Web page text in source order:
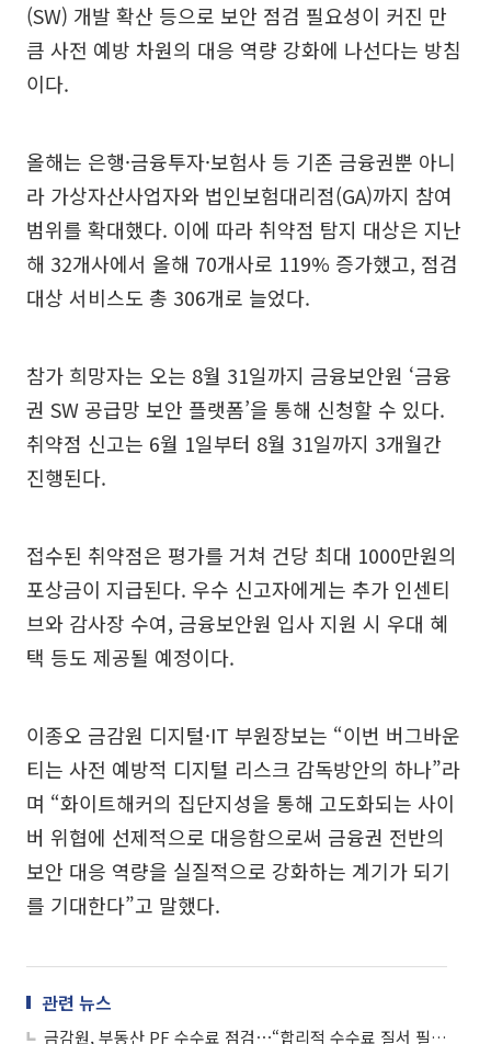
(SW) 개발 확산 등으로 보안 점검 필요성이 커진 만
큼 사전 예방 차원의 대응 역량 강화에 나선다는 방침
이다.
올해는 은행·금융투자·보험사 등 기존 금융권뿐 아니
라 가상자산사업자와 법인보험대리점(GA)까지 참여
범위를 확대했다. 이에 따라 취약점 탐지 대상은 지난
해 32개사에서 올해 70개사로 119% 증가했고, 점검
대상 서비스도 총 306개로 늘었다.
참가 희망자는 오는 8월 31일까지 금융보안원 ‘금융
권 SW 공급망 보안 플랫폼’을 통해 신청할 수 있다.
취약점 신고는 6월 1일부터 8월 31일까지 3개월간
진행된다.
접수된 취약점은 평가를 거쳐 건당 최대 1000만원의
포상금이 지급된다. 우수 신고자에게는 추가 인센티
브와 감사장 수여, 금융보안원 입사 지원 시 우대 혜
택 등도 제공될 예정이다.
이종오 금감원 디지털·IT 부원장보는 “이번 버그바운
티는 사전 예방적 디지털 리스크 감독방안의 하나”라
며 “화이트해커의 집단지성을 통해 고도화되는 사이
버 위협에 선제적으로 대응함으로써 금융권 전반의
보안 대응 역량을 실질적으로 강화하는 계기가 되기
를 기대한다”고 말했다.
관련 뉴스
금감원, 부동산 PF 수수료 점검⋯“합리적 수수료 질서 필요”